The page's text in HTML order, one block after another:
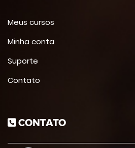
Meus cursos
Minha conta
Suporte
Contato
CONTATO